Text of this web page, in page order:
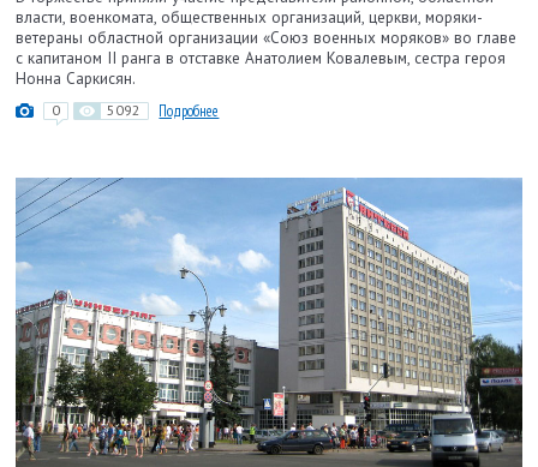
власти, военкомата, общественных организаций, церкви, моряки-
ветераны областной организации «Союз военных моряков» во главе
с капитаном II ранга в отставке Анатолием Ковалевым, сестра героя
Нонна Саркисян.
0 5092 Подробнее